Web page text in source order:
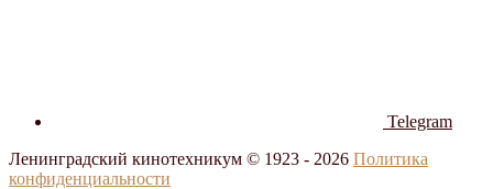
Telegram
Ленинградский кинотехникум © 1923 - 2026 Политика
конфиденциальности